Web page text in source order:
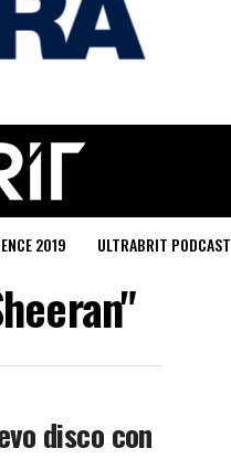
2019 ULTRABRIT PODCAST
disco con